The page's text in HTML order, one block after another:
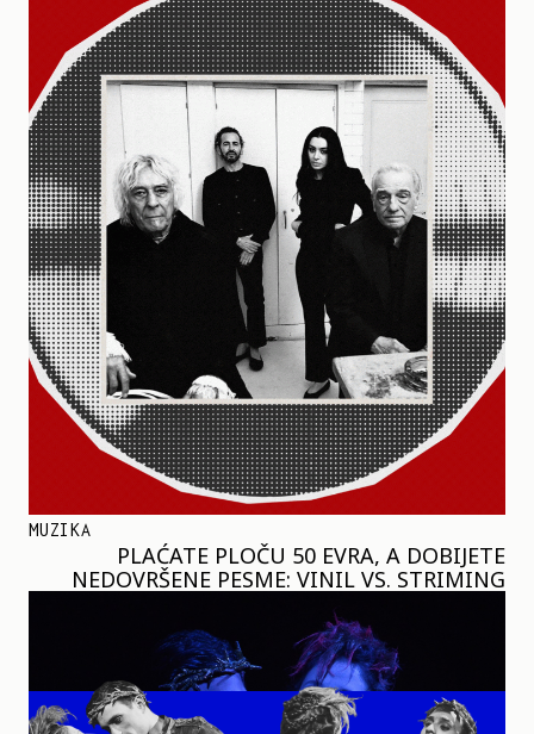
MUZIKA
PLAĆATE PLOČU 50 EVRA, A DOBIJETE
NEDOVRŠENE PESME: VINIL VS. STRIMING